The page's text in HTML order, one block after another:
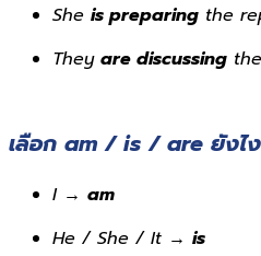
She is preparing the
They are discussing
เลือก am / is / are ยังไ
I → am
He / She / It → is